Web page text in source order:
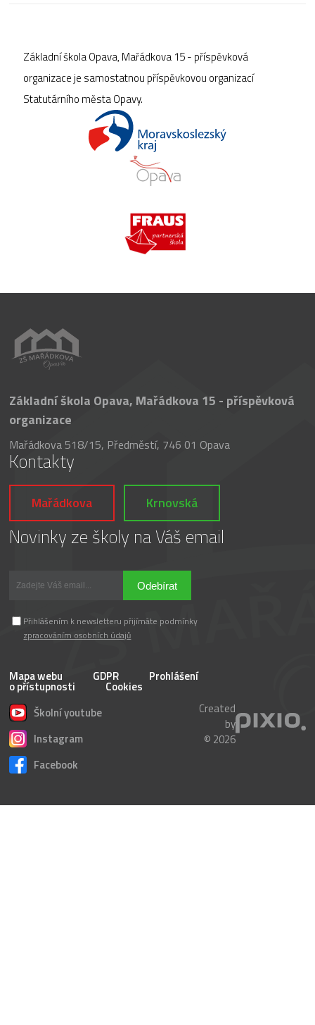
Základní škola Opava, Mařádkova 15 - příspěvková
organizace je samostatnou příspěvkovou organizací
Statutárního města Opavy.
Základní škola Opava, Mařádkova 15 - příspěvková
organizace
Mařádkova 518/15, Předměstí, 746 01 Opava
Kontakty
Mařádkova Krnovská
Novinky ze školy na Váš email
Odebírat
Přihlášením k newsletteru přijímáte podmínky
zpracováním osobních údajů
Mapa webu GDPR Prohlášení
o přístupnosti
Cookies
Školní youtube
Instagram
Facebook
Created
by
© 2026